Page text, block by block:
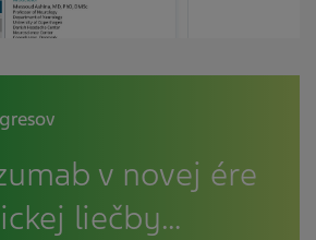
v novej ére
liečby…